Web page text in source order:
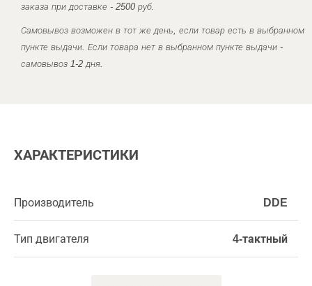
заказа при доставке - 2500 руб.
Самовывоз возможен в тот же день, если товар есть в выбранном
пункте выдачи. Если товара нет в выбранном пункте выдачи -
самовывоз 1-2 дня.
ХАРАКТЕРИСТИКИ
Производитель DDE
Тип двигателя 4-тактный